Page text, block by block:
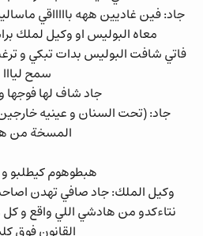
جاد: فين غاديين ههه باااااقي
معاه البوليس او وكيل لملك
فاتي شافت البوليس بدات تبكي و
سمح ليااا
جاد شاف لها فوجها
جاد: (تحت السنان و عينيه خارجين
المسخة من
هبطوهوم كيطلبو و
وكيل الملك: جاد صافي تهدن
نتاءكدو من هادشي اللي واقع و كل
القانون فوق